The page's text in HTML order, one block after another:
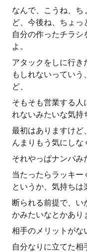
なんで、こうね、ち
ど、今後ね、ちょ
自分の作ったチラ
よ。
アタックをしに行
もしれないってい
ど、
そもそも営業する人
れないみたいな気持
最初はありますけど
んまりもう気にしな
それやっぱナンパみ
当たったらラッキー
というか、気持ちは
断られる前提で、い
かみたいなとかあり
相手のメリットがな
自分なりに立てた